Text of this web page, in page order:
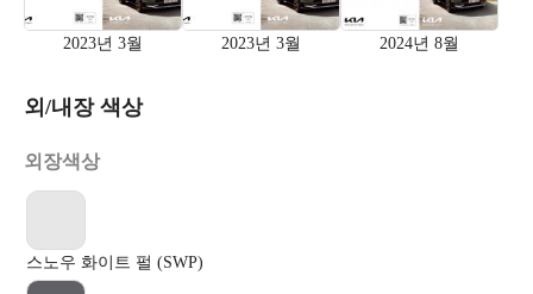
2023년 3월 2023년 3월 2024년 8월
외/내장 색상
외장색상
스노우 화이트 펄 (SWP)